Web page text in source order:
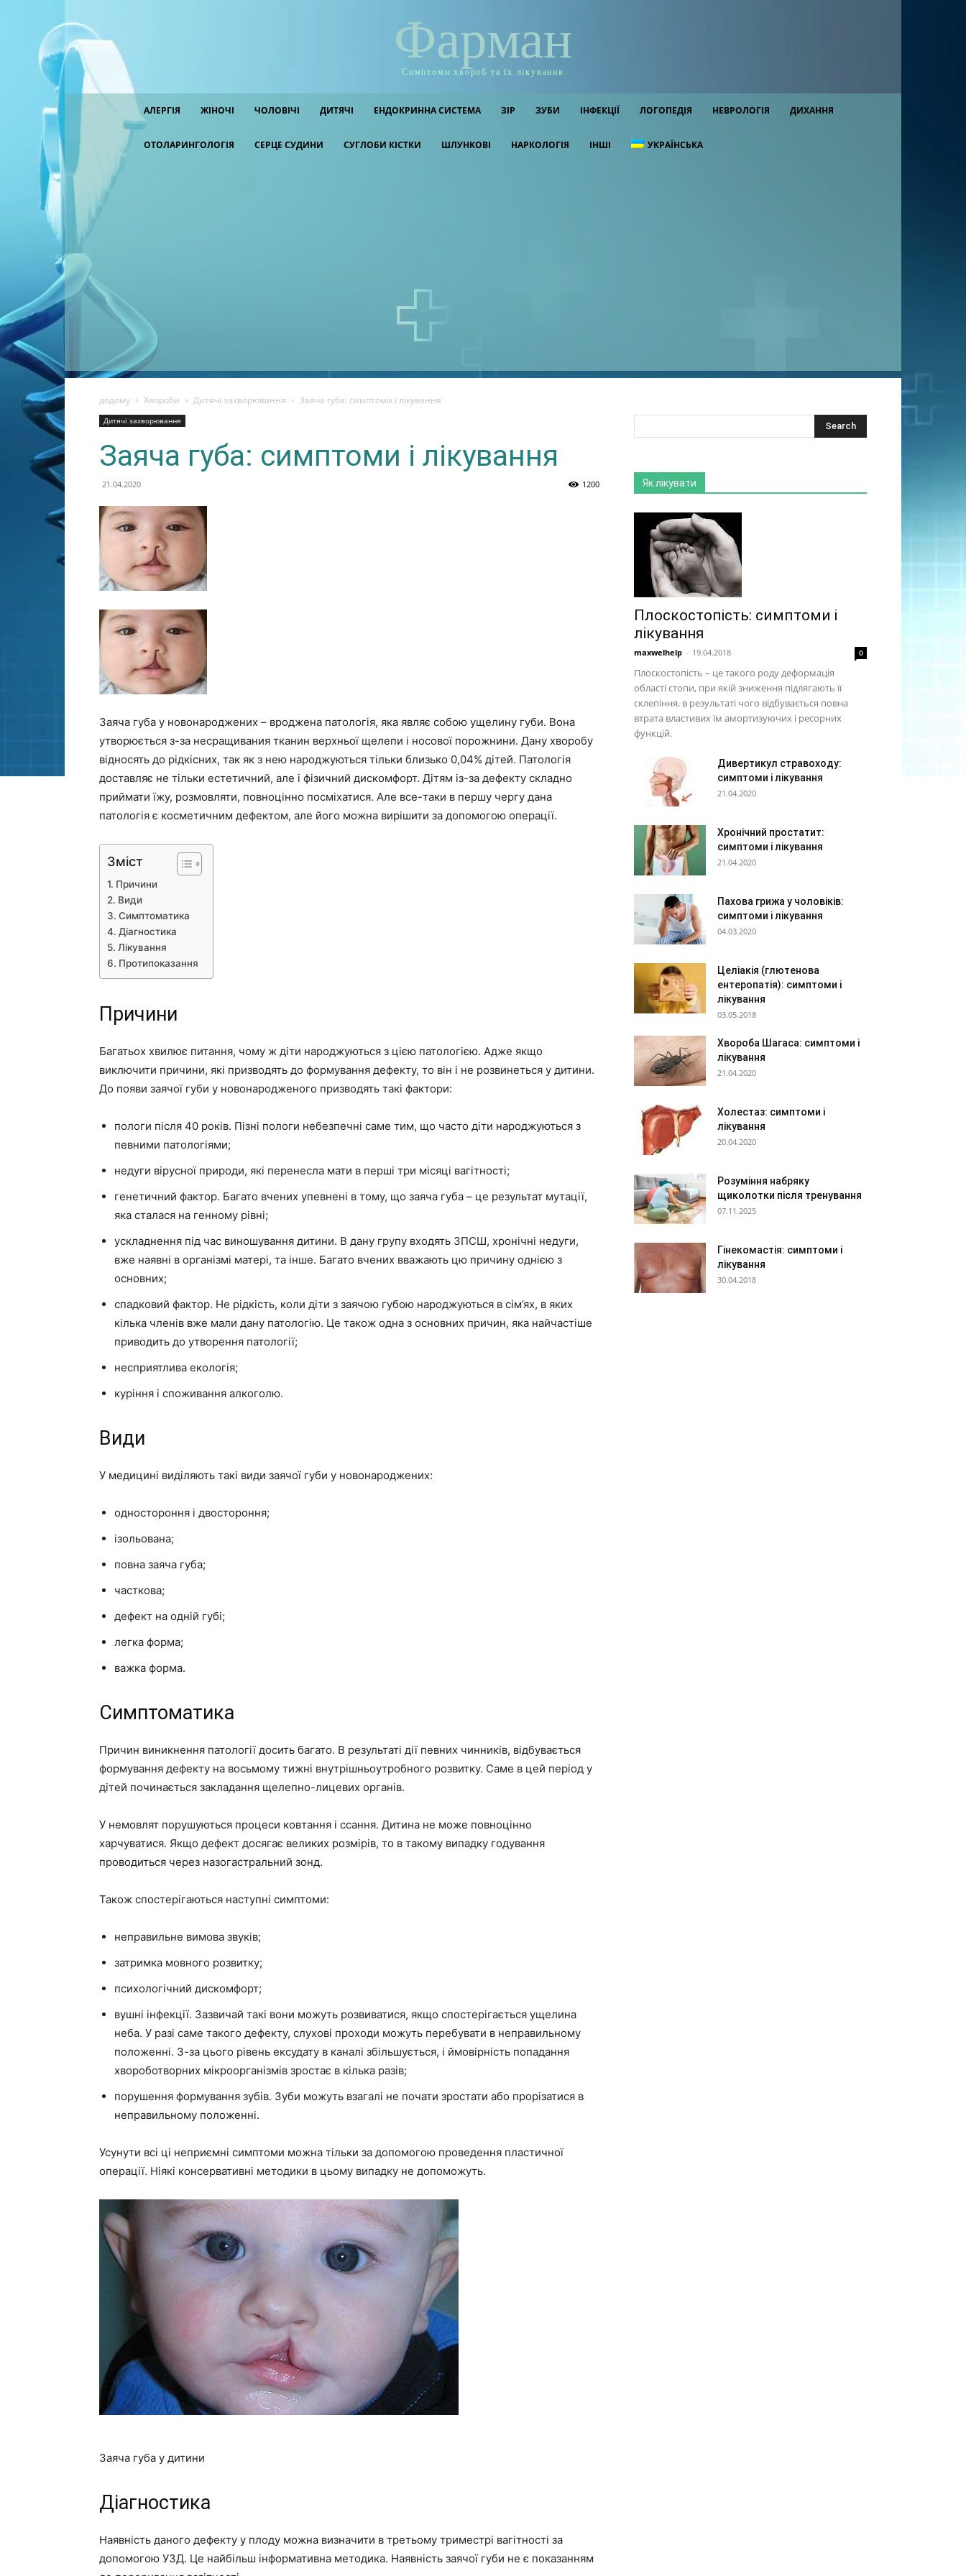
Фарман
Симптоми хвороб та їх лікування
АЛЕРГІЯ ЖІНОЧІ ЧОЛОВІЧІ ДИТЯЧІ ЕНДОКРИННА СИСТЕМА ЗІР ЗУБИ ІНФЕКЦІЇ ЛОГОПЕДІЯ НЕВРОЛОГІЯ ДИХАННЯ
ОТОЛАРИНГОЛОГІЯ СЕРЦЕ СУДИНИ СУГЛОБИ КІСТКИ ШЛУНКОВІ НАРКОЛОГІЯ ІНШІ УКРАЇНСЬКА
додому Хвороби Дитячі захворювання Заяча губа: симптоми і лікування
Дитячі захворювання
Заяча губа: симптоми і лікування
21.04.2020 1200
Заяча губа у новонароджених – вроджена патологія, яка являє собою ущелину губи. Вона
утворюється з-за несращивания тканин верхньої щелепи і носової порожнини. Дану хворобу
відносять до рідкісних, так як з нею народжуються тільки близько 0,04% дітей. Патологія
доставляє не тільки естетичний, але і фізичний дискомфорт. Дітям із-за дефекту складно
приймати їжу, розмовляти, повноцінно посміхатися. Але все-таки в першу чергу дана
патологія є косметичним дефектом, але його можна вирішити за допомогою операції.
Зміст
Причини
Види
Симптоматика
Діагностика
Лікування
Протипоказання
Причини
Багатьох хвилює питання, чому ж діти народжуються з цією патологією. Адже якщо
виключити причини, які призводять до формування дефекту, то він і не розвинеться у дитини.
До появи заячої губи у новонародженого призводять такі фактори:
пологи після 40 років. Пізні пологи небезпечні саме тим, що часто діти народжуються з
певними патологіями;
недуги вірусної природи, які перенесла мати в перші три місяці вагітності;
генетичний фактор. Багато вчених упевнені в тому, що заяча губа – це результат мутації,
яка сталася на генному рівні;
ускладнення під час виношування дитини. В дану групу входять ЗПСШ, хронічні недуги,
вже наявні в організмі матері, та інше. Багато вчених вважають цю причину однією з
основних;
спадковий фактор. Не рідкість, коли діти з заячою губою народжуються в сім’ях, в яких
кілька членів вже мали дану патологію. Це також одна з основних причин, яка найчастіше
приводить до утворення патології;
несприятлива екологія;
куріння і споживання алкоголю.
Види
У медицині виділяють такі види заячої губи у новонароджених:
одностороння і двостороння;
ізольована;
повна заяча губа;
часткова;
дефект на одній губі;
легка форма;
важка форма.
Симптоматика
Причин виникнення патології досить багато. В результаті дії певних чинників, відбувається
формування дефекту на восьмому тижні внутрішньоутробного розвитку. Саме в цей період у
дітей починається закладання щелепно-лицевих органів.
У немовлят порушуються процеси ковтання і ссання. Дитина не може повноцінно
харчуватися. Якщо дефект досягає великих розмірів, то в такому випадку годування
проводиться через назогастральний зонд.
Також спостерігаються наступні симптоми:
неправильне вимова звуків;
затримка мовного розвитку;
психологічний дискомфорт;
вушні інфекції. Зазвичай такі вони можуть розвиватися, якщо спостерігається ущелина
неба. У разі саме такого дефекту, слухові проходи можуть перебувати в неправильному
положенні. З-за цього рівень ексудату в каналі збільшується, і ймовірність попадання
хвороботворних мікроорганізмів зростає в кілька разів;
порушення формування зубів. Зуби можуть взагалі не почати зростати або прорізатися в
неправильному положенні.
Усунути всі ці неприємні симптоми можна тільки за допомогою проведення пластичної
операції. Ніякі консервативні методики в цьому випадку не допоможуть.
Заяча губа у дитини
Діагностика
Наявність даного дефекту у плоду можна визначити в третьому триместрі вагітності за
допомогою УЗД. Це найбільш інформативна методика. Наявність заячої губи не є показанням
Як лікувати
Плоскостопість: симптоми і
лікування
maxwelhelp - 19.04.2018 0
Плоскостопість – це такого роду деформація
області стопи, при якій зниження підлягають її
склепіння, в результаті чого відбувається повна
втрата властивих їм амортизуючих і ресорних
функцій.
Дивертикул стравоходу:
симптоми і лікування
21.04.2020
Хронічний простатит:
симптоми і лікування
21.04.2020
Пахова грижа у чоловіків:
симптоми і лікування
04.03.2020
Целіакія (глютенова
ентеропатія): симптоми і
лікування
03.05.2018
Хвороба Шагаса: симптоми і
лікування
21.04.2020
Холестаз: симптоми і
лікування
20.04.2020
Розуміння набряку
щиколотки після тренування
07.11.2025
Гінекомастія: симптоми і
лікування
30.04.2018